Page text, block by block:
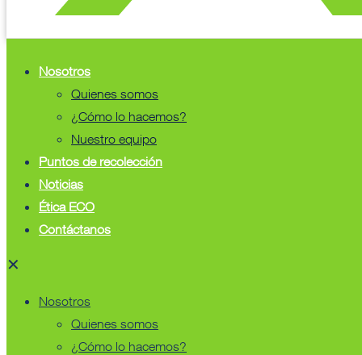
Nosotros
Quienes somos
¿Cómo lo hacemos?
Nuestro equipo
Puntos de recolección
Noticias
Ética ECO
Contáctanos
✕
Nosotros
Quienes somos
¿Cómo lo hacemos?